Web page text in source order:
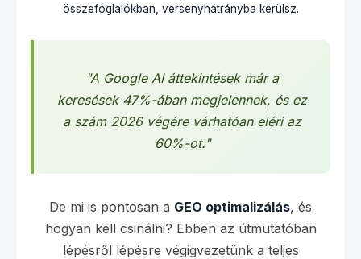
összefoglalókban, versenyhátrányba kerülsz.
"A Google AI áttekintések már a
keresések 47%-ában megjelennek, és ez
a szám 2026 végére várhatóan eléri az
60%-ot."
De mi is pontosan a GEO optimalizálás, és
hogyan kell csinálni? Ebben az útmutatóban
lépésről lépésre végigvezetünk a teljes